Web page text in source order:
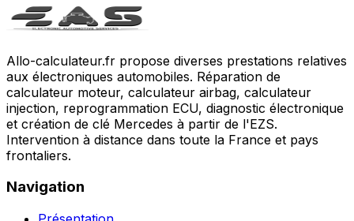
Allo-calculateur.fr propose diverses prestations relatives
aux électroniques automobiles. Réparation de
calculateur moteur, calculateur airbag, calculateur
injection, reprogrammation ECU, diagnostic électronique
et création de clé Mercedes à partir de l'EZS.
Intervention à distance dans toute la France et pays
frontaliers.
Navigation